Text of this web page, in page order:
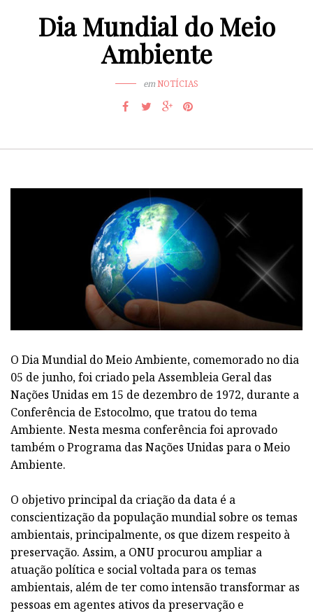
Dia Mundial do Meio
Ambiente
emNOTÍCIAS
O Dia Mundial do Meio Ambiente, comemorado no dia
05 de junho, foi criado pela Assembleia Geral das
Nações Unidas em 15 de dezembro de 1972, durante a
Conferência de Estocolmo, que tratou do tema
Ambiente. Nesta mesma conferência foi aprovado
também o Programa das Nações Unidas para o Meio
Ambiente.
O objetivo principal da criação da data é a
conscientização da população mundial sobre os temas
ambientais, principalmente, os que dizem respeito à
preservação. Assim, a ONU procurou ampliar a
atuação política e social voltada para os temas
ambientais, além de ter como intensão transformar as
pessoas em agentes ativos da preservação e